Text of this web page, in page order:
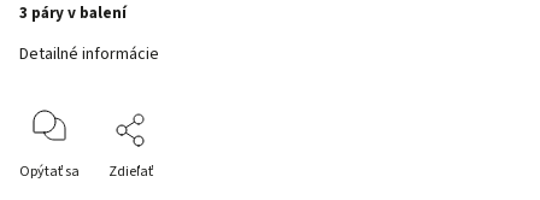
3 páry v balení
Detailné informácie
Opýtať sa Zdieľať